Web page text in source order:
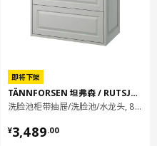
8.9 公升
2.09 公斤
即将下架
TÄNNFORSEN 坦弗森 / RUTSJÖN 鲁特雪恩
洗脸池柜带抽屉/洗脸池/水龙头, 82x49x74 厘米
¥3,489.00
¥ 3489.00